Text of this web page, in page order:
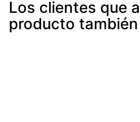
Los clientes que
producto